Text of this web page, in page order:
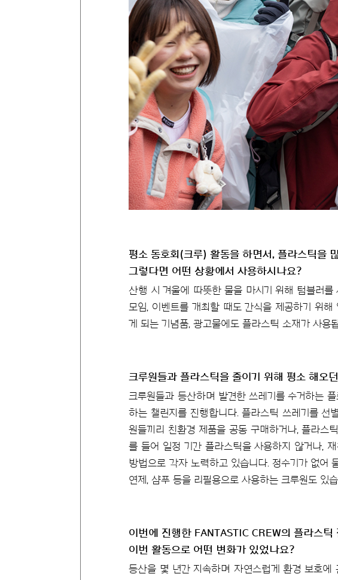
평소 동호회(크루) 활동을 하면서, 플라스틱을
그렇다면 어떤 상황에서 사용하시나요?
산행 시 겨울에 따뜻한 물을 마시기 위해 텀블러를
모임, 이벤트를 개최할 때도 간식을 제공하기 위
게 되는 기념품, 광고물에도 플라스틱 소재가 사용
크루원들과 플라스틱을 줄이기 위해 평소 해오
크루원들과 등산하며 발견한 쓰레기를 수거하는
하는 챌린지를 진행합니다. 플라스틱 쓰레기를 선
원들끼리 친환경 제품을 공동 구매하거나, 플라스
를 들어 일정 기간 플라스틱을 사용하지 않거나,
방법으로 각자 노력하고 있습니다. 정수기가 없어
연제, 샴푸 등을 리필용으로 사용하는 크루원도 있습
이번에 진행한 FANTASTIC CREW의 플라스틱
이번 활동으로 어떤 변화가 있었나요?
등산을 몇 년간 지속하며 자연스럽게 환경 보호